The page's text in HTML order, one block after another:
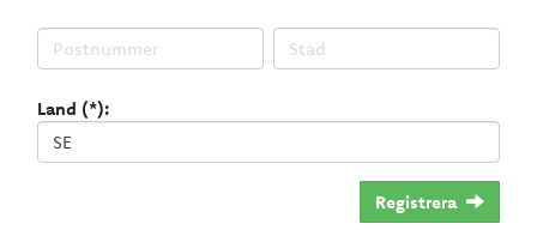
Land (*):
Registrera